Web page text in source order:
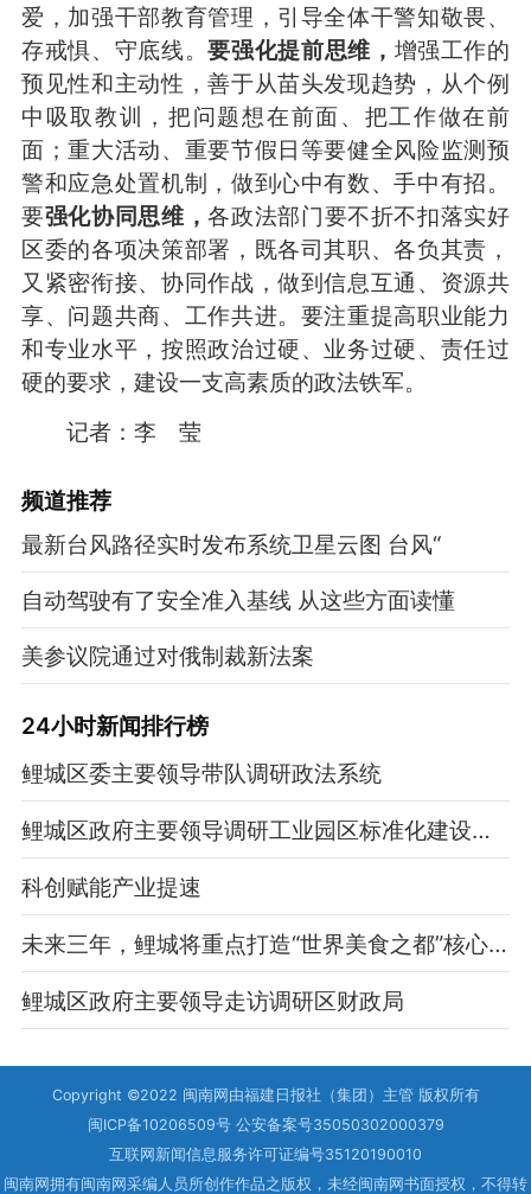
爱，加强干部教育管理，引导全体干警知敬畏、
存戒惧、守底线。要强化提前思维， 增强工作的
预见性和主动性，善于从苗头发现趋势，从个例
中吸取教训，把问题想在前面、把工作做在前
面；重大活动、重要节假日等要健全风险监测预
警和应急处置机制，做到心中有数、手中有招。
要强化协同思维，各政法部门要不折不扣落实好
区委的各项决策部署，既各司其职、各负其责，
又紧密衔接、协同作战，做到信息互通、资源共
享、问题共商、工作共进。要注重提高职业能力
和专业水平，按照政治过硬、业务过硬、责任过
硬的要求，建设一支高素质的政法铁军。
记者：李 莹
频道推荐
最新台风路径实时发布系统卫星云图 台风“
自动驾驶有了安全准入基线 从这些方面读懂
美参议院通过对俄制裁新法案
24小时新闻排行榜
鲤城区委主要领导带队调研政法系统
鲤城区政府主要领导调研工业园区标准化建设工作并走访高新区组合
科创赋能产业提速
未来三年，鲤城将重点打造“世界美食之都”核心区
鲤城区政府主要领导走访调研区财政局
Copyright ©2022 闽南网由福建日报社（集团）主管 版权所有
闽ICP备10206509号 公安备案号35050302000379
互联网新闻信息服务许可证编号35120190010
闽南网拥有闽南网采编人员所创作作品之版权，未经闽南网书面授权，不得转